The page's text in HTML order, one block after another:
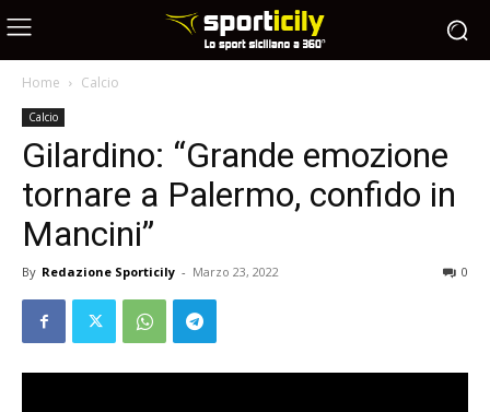
Home Calcio
Calcio
Gilardino: “Grande emozione
tornare a Palermo, confido in
Mancini”
By Redazione Sporticily - Marzo 23, 2022 0